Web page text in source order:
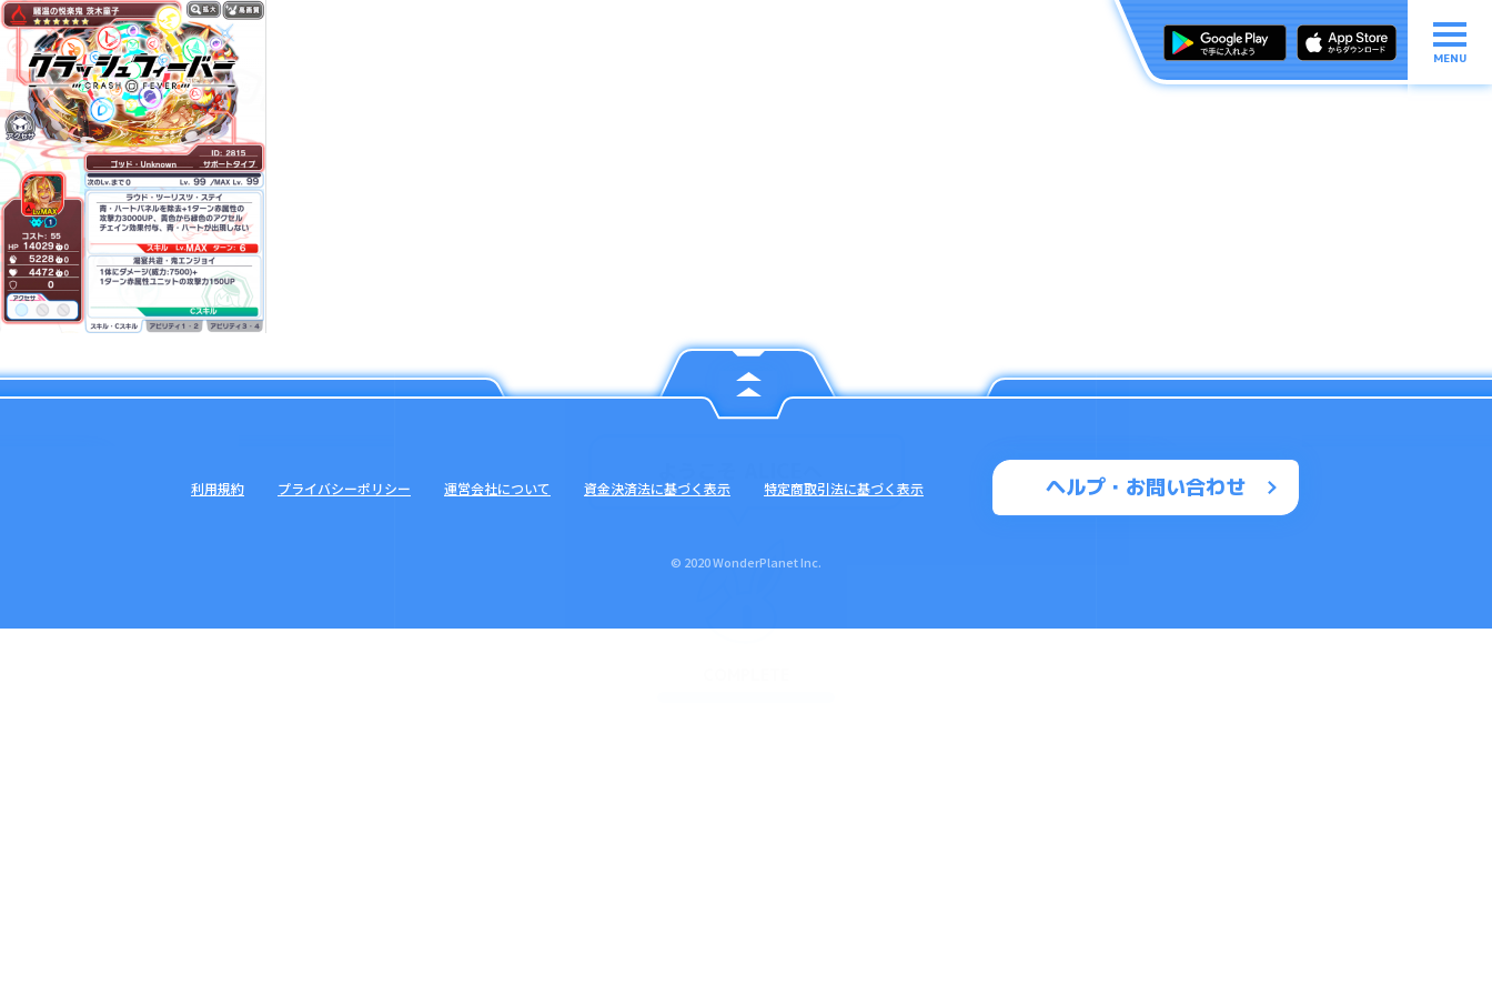
MENU
ヘルプ・お問い合わせ
利用規約 プライバシーポリシー 運営会社について 資金決済法に基づく表示 特定商取引法に基づく表示
© 2020 WonderPlanet Inc.